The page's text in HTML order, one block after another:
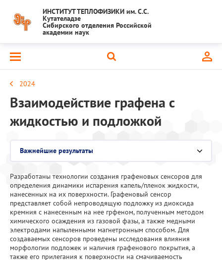
ИНСТИТУТ ТЕПЛОФИЗИКИ им. С.С.
Кутателадзе
Сибирского отделения Российской
академии наук
2024
Взаимодействие графена с
жидкостью и подложкой
Национальный проект "Наука и университеты"
Крупный научный проект
Важнейшие результаты
Фундаментальные исследования
Прикладные разработки
Выберите раздел
Разработаны технологии создания графеновых сенсоров для
определения динамики испарения капель/пленок жидкости,
нанесенных на их поверхности. Графеновый сенсор
представляет собой непроводящую подложку из диоксида
кремния с нанесенным на нее грфеном, полученным методом
химического осаждения из газовой фазы, а также медными
электродами напыленными магнетронным способом. Для
создаваемых сенсоров проведены исследования влияния
морфологии подложек и наличия графенового покрытия, а
также его прилегания к поверхности на смачиваемость